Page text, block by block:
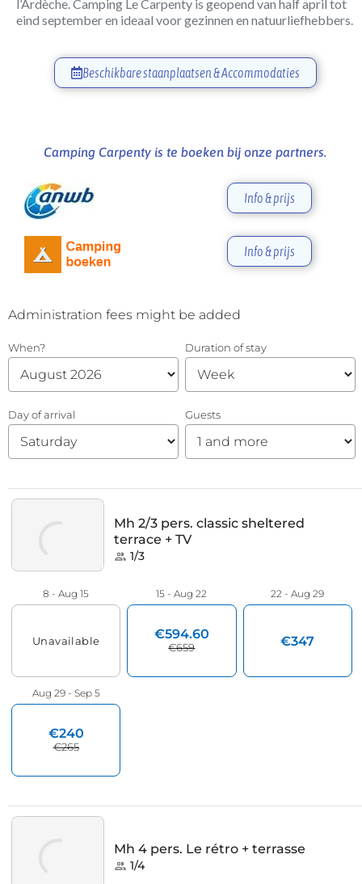
l’Ardèche. Camping Le Carpenty is geopend van half april tot
eind september en ideaal voor gezinnen en natuurliefhebbers.
Beschikbare staanplaatsen & Accommodaties
Camping Carpenty is te boeken bij onze partners.
Info & prijs
Info & prijs